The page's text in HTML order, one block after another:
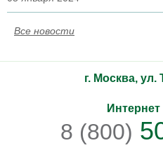
Все новости
г. Москва, ул.
Интернет
8 (800)